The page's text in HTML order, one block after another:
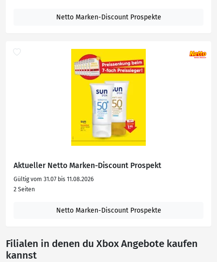
Netto Marken-Discount Prospekte
Aktueller Netto Marken-Discount Prospekt
Gültig vom 31.07 bis 11.08.2026
2 Seiten
Netto Marken-Discount Prospekte
Filialen in denen du Xbox Angebote kaufen
kannst